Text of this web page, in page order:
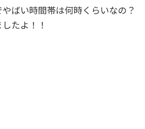
ばい時間帯は何時くらいなの？
たよ！！